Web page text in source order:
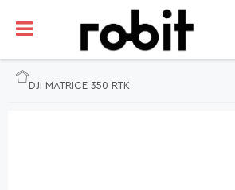
DJI MATRICE 350 RTK